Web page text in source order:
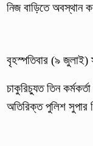
নিজ বাড়িতে অবস্থান
বৃহস্পতিবার (৯ জুলাই)
চাকুরিচ্যুত তিন
অতিরিক্ত পুলিশ সুপার